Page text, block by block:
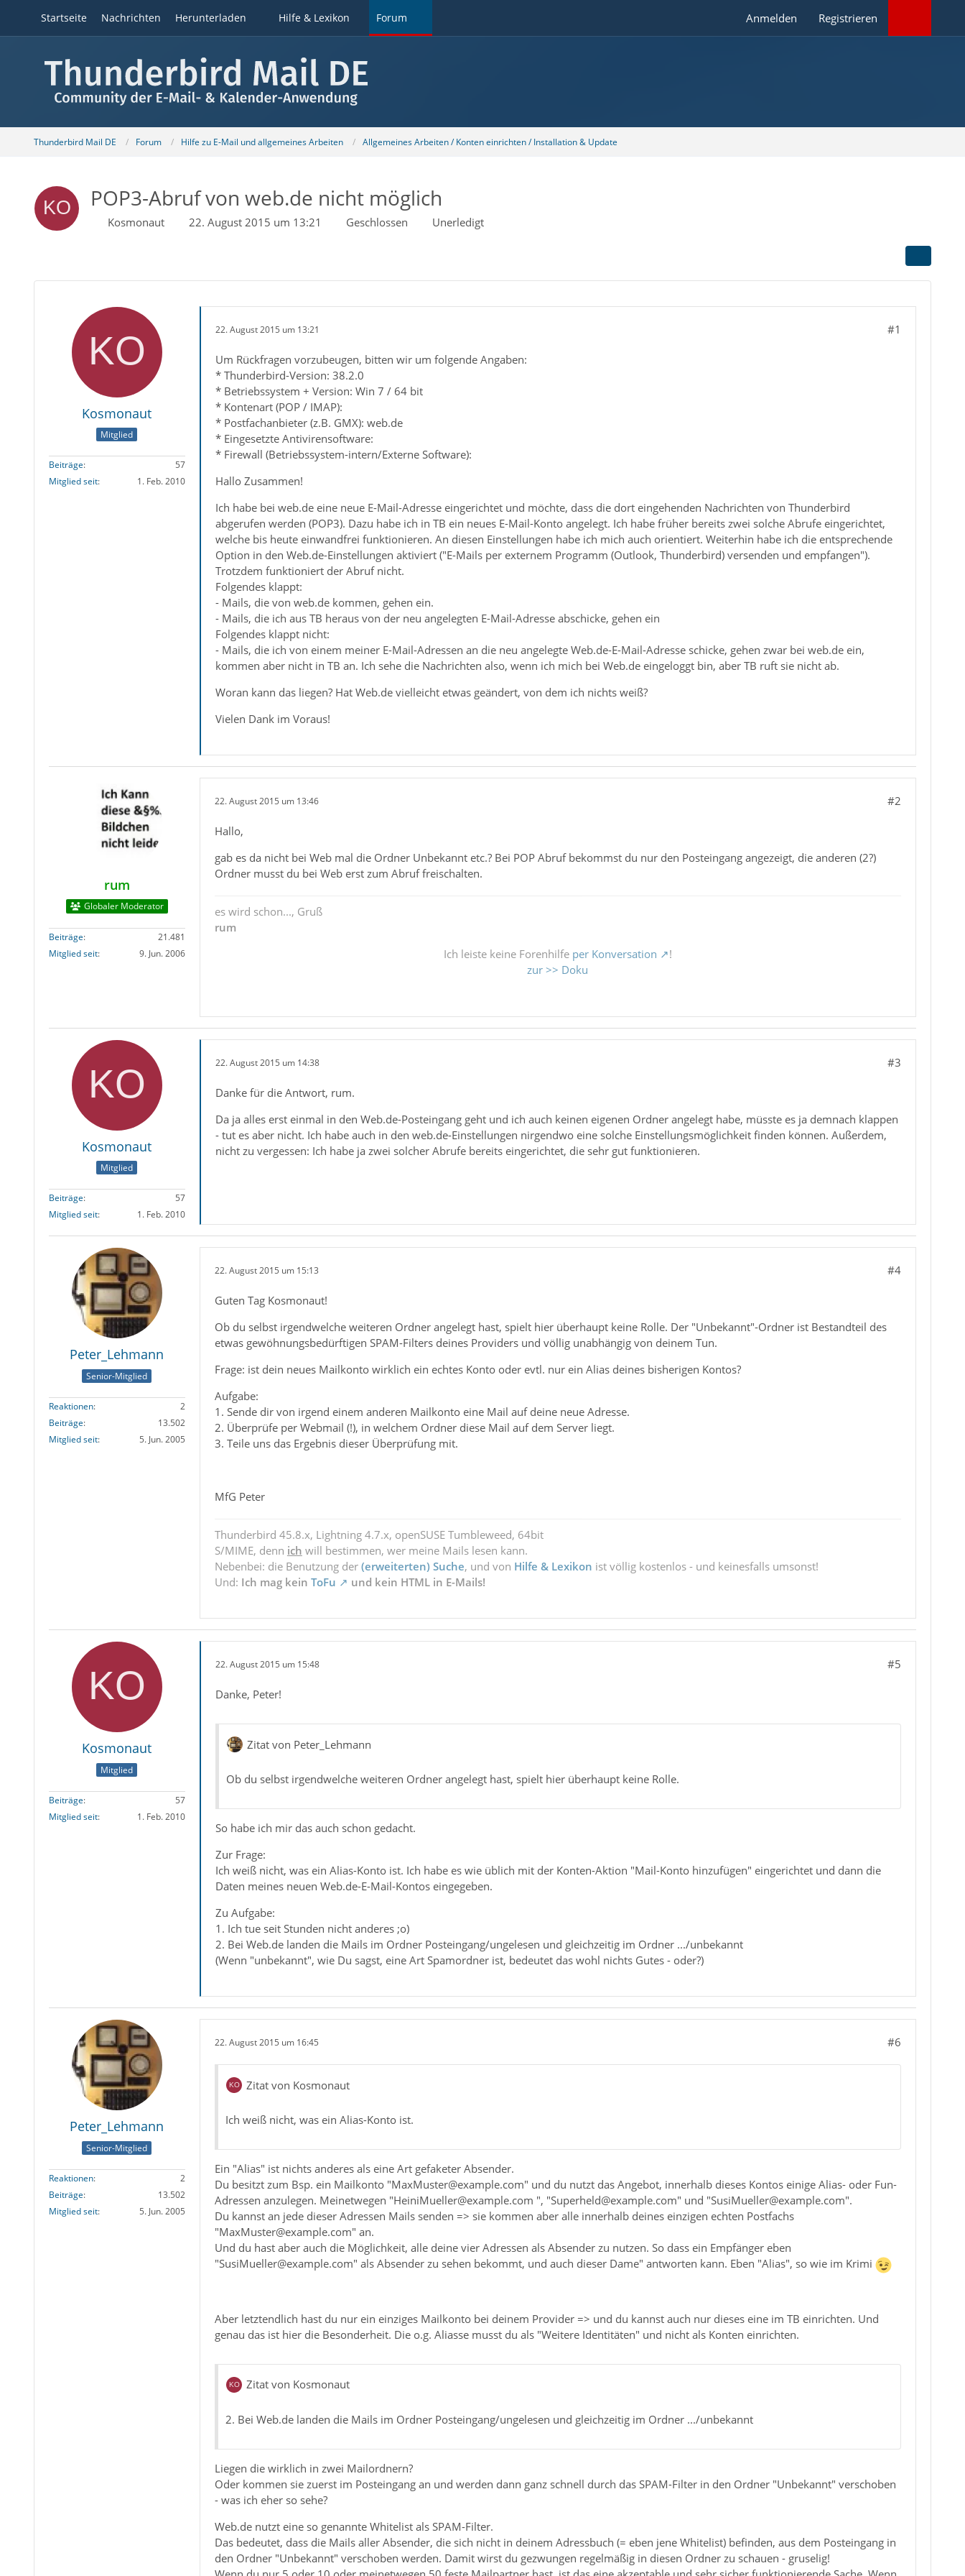
Startseite Nachrichten Herunterladen Hilfe & Lexikon Forum Anmelden Registrieren
Thunderbird Mail DE Forum Hilfe zu E-Mail und allgemeines Arbeiten Allgemeines Arbeiten / Konten einrichten / Installation & Update
POP3-Abruf von web.de nicht möglich
Kosmonaut 22. August 2015 um 13:21 Geschlossen Unerledigt
Kosmonaut
Mitglied
Beiträge
57
Mitglied seit
1. Feb. 2010
22. August 2015 um 13:21 #1
Um Rückfragen vorzubeugen, bitten wir um folgende Angaben:
* Thunderbird-Version: 38.2.0
* Betriebssystem + Version: Win 7 / 64 bit
* Kontenart (POP / IMAP):
* Postfachanbieter (z.B. GMX): web.de
* Eingesetzte Antivirensoftware:
* Firewall (Betriebssystem-intern/Externe Software):
Hallo Zusammen!
Ich habe bei web.de eine neue E-Mail-Adresse eingerichtet und möchte, dass die dort eingehenden Nachrichten von Thunderbird
abgerufen werden (POP3). Dazu habe ich in TB ein neues E-Mail-Konto angelegt. Ich habe früher bereits zwei solche Abrufe eingerichtet,
welche bis heute einwandfrei funktionieren. An diesen Einstellungen habe ich mich auch orientiert. Weiterhin habe ich die entsprechende
Option in den Web.de-Einstellungen aktiviert ("E-Mails per externem Programm (Outlook, Thunderbird) versenden und empfangen").
Trotzdem funktioniert der Abruf nicht.
Folgendes klappt:
- Mails, die von web.de kommen, gehen ein.
- Mails, die ich aus TB heraus von der neu angelegten E-Mail-Adresse abschicke, gehen ein
Folgendes klappt nicht:
- Mails, die ich von einem meiner E-Mail-Adressen an die neu angelegte Web.de-E-Mail-Adresse schicke, gehen zwar bei web.de ein,
kommen aber nicht in TB an. Ich sehe die Nachrichten also, wenn ich mich bei Web.de eingeloggt bin, aber TB ruft sie nicht ab.
Woran kann das liegen? Hat Web.de vielleicht etwas geändert, von dem ich nichts weiß?
Vielen Dank im Voraus!
rum
Globaler Moderator
Beiträge
21.481
Mitglied seit
9. Jun. 2006
22. August 2015 um 13:46 #2
Hallo,
gab es da nicht bei Web mal die Ordner Unbekannt etc.? Bei POP Abruf bekommst du nur den Posteingang angezeigt, die anderen (2?)
Ordner musst du bei Web erst zum Abruf freischalten.
es wird schon..., Gruß
rum
Ich leiste keine Forenhilfe per Konversation
!
zur >> Doku
Kosmonaut
Mitglied
Beiträge
57
Mitglied seit
1. Feb. 2010
22. August 2015 um 14:38 #3
Danke für die Antwort, rum.
Da ja alles erst einmal in den Web.de-Posteingang geht und ich auch keinen eigenen Ordner angelegt habe, müsste es ja demnach klappen
- tut es aber nicht. Ich habe auch in den web.de-Einstellungen nirgendwo eine solche Einstellungsmöglichkeit finden können. Außerdem,
nicht zu vergessen: Ich habe ja zwei solcher Abrufe bereits eingerichtet, die sehr gut funktionieren.
Peter_Lehmann
Senior-Mitglied
Reaktionen
2
Beiträge
13.502
Mitglied seit
5. Jun. 2005
22. August 2015 um 15:13 #4
Guten Tag Kosmonaut!
Ob du selbst irgendwelche weiteren Ordner angelegt hast, spielt hier überhaupt keine Rolle. Der "Unbekannt"-Ordner ist Bestandteil des
etwas gewöhnungsbedürftigen SPAM-Filters deines Providers und völlig unabhängig von deinem Tun.
Frage: ist dein neues Mailkonto wirklich ein echtes Konto oder evtl. nur ein Alias deines bisherigen Kontos?
Aufgabe:
1. Sende dir von irgend einem anderen Mailkonto eine Mail auf deine neue Adresse.
2. Überprüfe per Webmail (!), in welchem Ordner diese Mail auf dem Server liegt.
3. Teile uns das Ergebnis dieser Überprüfung mit.
MfG Peter
Thunderbird 45.8.x, Lightning 4.7.x, openSUSE Tumbleweed, 64bit
S/MIME, denn ich will bestimmen, wer meine Mails lesen kann.
Nebenbei: die Benutzung der (erweiterten) Suche, und von Hilfe & Lexikon ist völlig kostenlos - und keinesfalls umsonst!
Und: Ich mag kein ToFu und kein HTML in E-Mails!
Kosmonaut
Mitglied
Beiträge
57
Mitglied seit
1. Feb. 2010
22. August 2015 um 15:48 #5
Danke, Peter!
Zitat von Peter_Lehmann
Ob du selbst irgendwelche weiteren Ordner angelegt hast, spielt hier überhaupt keine Rolle.
So habe ich mir das auch schon gedacht.
Zur Frage:
Ich weiß nicht, was ein Alias-Konto ist. Ich habe es wie üblich mit der Konten-Aktion "Mail-Konto hinzufügen" eingerichtet und dann die
Daten meines neuen Web.de-E-Mail-Kontos eingegeben.
Zu Aufgabe:
1. Ich tue seit Stunden nicht anderes ;o)
2. Bei Web.de landen die Mails im Ordner Posteingang/ungelesen und gleichzeitig im Ordner .../unbekannt
(Wenn "unbekannt", wie Du sagst, eine Art Spamordner ist, bedeutet das wohl nichts Gutes - oder?)
Peter_Lehmann
Senior-Mitglied
Reaktionen
2
Beiträge
13.502
Mitglied seit
5. Jun. 2005
22. August 2015 um 16:45 #6
Zitat von Kosmonaut
Ich weiß nicht, was ein Alias-Konto ist.
Ein "Alias" ist nichts anderes als eine Art gefaketer Absender.
Du besitzt zum Bsp. ein Mailkonto "MaxMuster@example.com" und du nutzt das Angebot, innerhalb dieses Kontos einige Alias- oder Fun-
Adressen anzulegen. Meinetwegen "HeiniMueller@example.com ", "Superheld@example.com" und "SusiMueller@example.com".
Du kannst an jede dieser Adressen Mails senden => sie kommen aber alle innerhalb deines einzigen echten Postfachs
"MaxMuster@example.com" an.
Und du hast aber auch die Möglichkeit, alle deine vier Adressen als Absender zu nutzen. So dass ein Empfänger eben
"SusiMueller@example.com" als Absender zu sehen bekommt, und auch dieser Dame" antworten kann. Eben "Alias", so wie im Krimi
Aber letztendlich hast du nur ein einziges Mailkonto bei deinem Provider => und du kannst auch nur dieses eine im TB einrichten. Und
genau das ist hier die Besonderheit. Die o.g. Aliasse musst du als "Weitere Identitäten" und nicht als Konten einrichten.
Zitat von Kosmonaut
2. Bei Web.de landen die Mails im Ordner Posteingang/ungelesen und gleichzeitig im Ordner .../unbekannt
Liegen die wirklich in zwei Mailordnern?
Oder kommen sie zuerst im Posteingang an und werden dann ganz schnell durch das SPAM-Filter in den Ordner "Unbekannt" verschoben
- was ich eher so sehe?
Web.de nutzt eine so genannte Whitelist als SPAM-Filter.
Das bedeutet, dass die Mails aller Absender, die sich nicht in deinem Adressbuch (= eben jene Whitelist) befinden, aus dem Posteingang in
den Ordner "Unbekannt" verschoben werden. Damit wirst du gezwungen regelmäßig in diesen Ordner zu schauen - gruselig!